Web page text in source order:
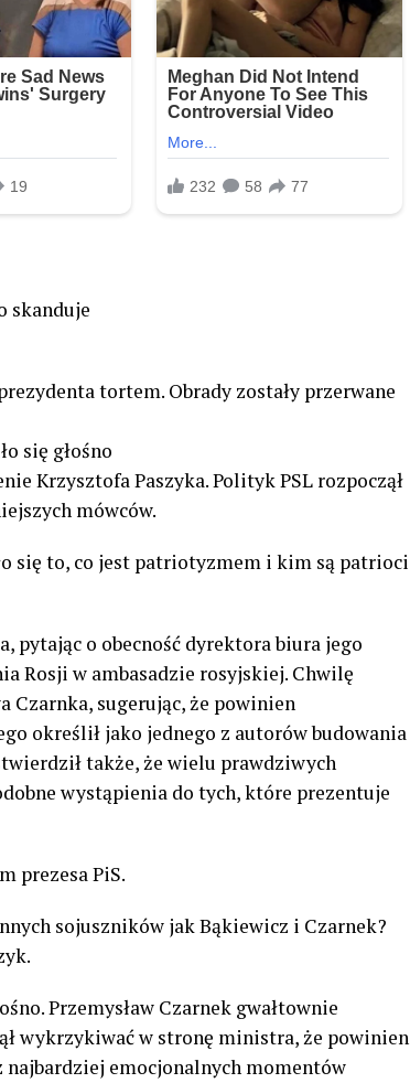
skanduje
tortem. Obrady zostały przerwane
się głośno
Krzysztofa Paszyka. Polityk PSL rozpoczął
mówców.
się to, co jest patriotyzmem i kim są patrioci
pytając o obecność dyrektora biura jego
Rosji w ambasadzie rosyjskiej. Chwilę
Czarnka, sugerując, że powinien
określił jako jednego z autorów budowania
także, że wielu prawdziwych
wystąpienia do tych, które prezentuje
prezesa PiS.
sojuszników jak Bąkiewicz i Czarnek?
Przemysław Czarnek gwałtownie
wykrzykiwać w stronę ministra, że powinien
najbardziej emocjonalnych momentów